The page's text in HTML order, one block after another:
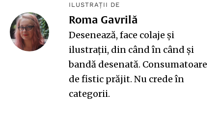
ILUSTRAȚII DE
Roma Gavrilă
Desenează, face colaje și
ilustrații, din când în când și
bandă desenată. Consumatoare
de fistic prăjit. Nu crede în
categorii.